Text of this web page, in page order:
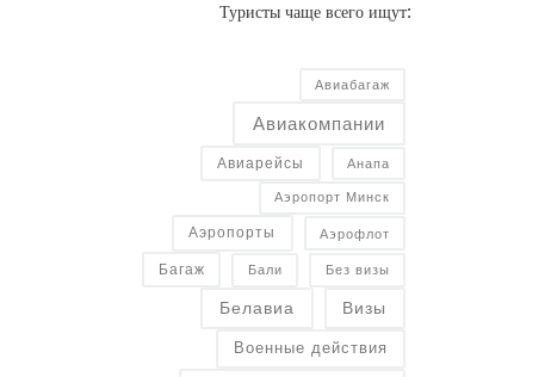
Туристы чаще всего ищут:
Авиабагаж
Авиакомпании
Авиарейсы Анапа
Аэропорт Минск
Аэропорты Аэрофлот
Багаж Бали Без визы
Белавиа Визы
Военные действия